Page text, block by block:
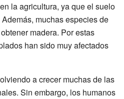
la agricultura, ya que el suelo
muchas especies de
madera. Por estas
han sido muy afectados
a crecer muchas de las
Sin embargo, los humanos